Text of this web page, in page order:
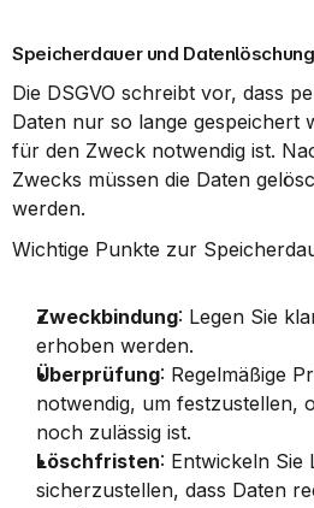
Speicherdauer und Datenlöschung
Die DSGVO schreibt vor, dass
Daten nur so lange gespeichert
für den Zweck notwendig ist.
Zwecks müssen die Daten
werden.
Wichtige Punkte zur
Zweckbindung: Legen Sie
erhoben werden.
Überprüfung: Regelmäßige
notwendig, um festzustellen,
noch zulässig ist.
Löschfristen: Entwickeln Sie
sicherzustellen, dass Daten